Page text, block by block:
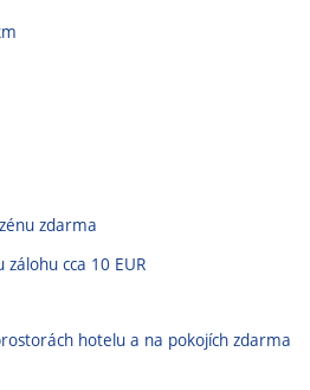
zdarma
cca 10 EUR
hotelu a na pokojích zdarma